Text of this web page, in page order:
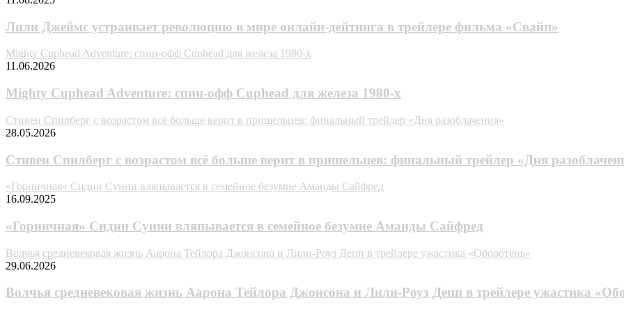
Лили Джеймс устраивает революцию в мире онлайн-дейтинга в трейлере фильма «Свайп»
Mighty Cuphead Adventure: спин-офф Cuphead для железа 1980-х
11.06.2026
Mighty Cuphead Adventure: спин-офф Cuphead для железа 1980-х
Стивен Спилберг с возрастом всё больше верит в пришельцев: финальный трейлер «Дня разоблачения»
28.05.2026
Стивен Спилберг с возрастом всё больше верит в пришельцев: финальный трейлер «Дня
«Горничная» Сидни Суини вляпывается в семейное безумие Аманды Сайфред
16.09.2025
«Горничная» Сидни Суини вляпывается в семейное безумие Аманды Сайфред
Волчья средневековая жизнь Аарона Тейлора Джонсона и Лили-Роуз Депп в трейлере ужастика «Оборотень»
29.06.2026
Волчья средневековая жизнь Аарона Тейлора Джонсона и Лили-Роуз Депп в трейлере ужастика